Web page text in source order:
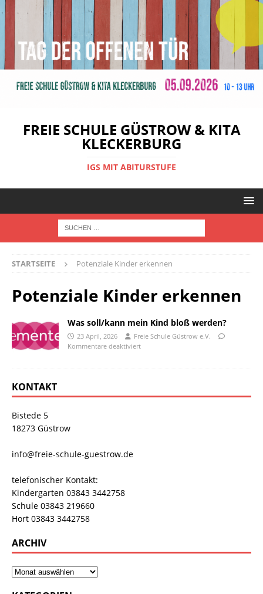
FREIE SCHULE GÜSTROW & KITA
KLECKERBURG
IGS MIT ABITURSTUFE
STARTSEITE Potenziale Kinder erkennen
Potenziale Kinder erkennen
Was soll/kann mein Kind bloß werden?
23 April, 2026
Freie Schule Güstrow e.V.
Kommentare deaktiviert
KONTAKT
Bistede 5
18273 Güstrow
info@freie-schule-guestrow.de
telefonischer Kontakt:
Kindergarten 03843 3442758
Schule 03843 219660
Hort 03843 3442758
ARCHIV